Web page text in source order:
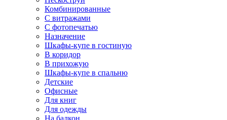
Комбинированные
С витражами
С фотопечатью
Назначение
Шкафы-купе в гостиную
В коридор
В прихожую
Шкафы-купе в спальню
Детские
Офисные
Для книг
Для одежды
На балкон